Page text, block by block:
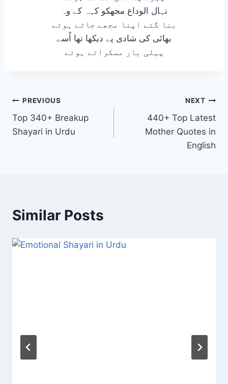
نہال الوداع مجھکو کہہ کے وہ
بنا گئے اپنا مجھے جاتے ہوئے
بھائی کی شادی پے دیکھا تھا اُسے
پہلی بار مسکراتے ہوئے
Post
navigation
PREVIOUS
Top 340+ Breakup
Shayari in Urdu
NEXT
440+ Top Latest
Mother Quotes in
English
Similar Posts